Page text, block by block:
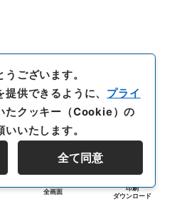
全画面
印刷
ダウンロード
ございます。
供できるように、 プライ
たクッキー（Cookie）の
いたします。
全て同意